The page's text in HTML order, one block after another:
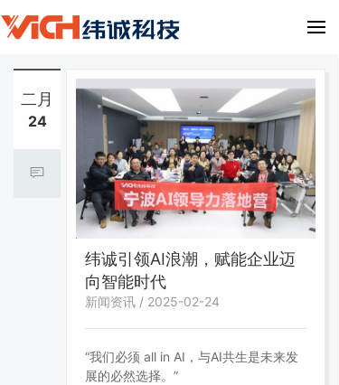
二月
24
纬诚引领AI浪潮，赋能企业迈
向智能时代
新闻资讯 / 2025-02-24
“我们必须 all in AI，与AI共生是未来发
展的必然选择。”